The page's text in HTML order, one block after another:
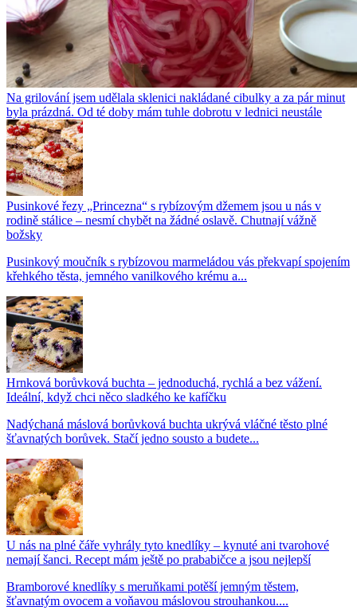
Na grilování jsem udělala sklenici nakládané cibulky a za pár minut
byla prázdná. Od té doby mám tuhle dobrotu v lednici neustále
Pusinkové řezy „Princezna“ s rybízovým džemem jsou u nás v
rodině stálice – nesmí chybět na žádné oslavě. Chutnají vážně
božsky
Pusinkový moučník s rybízovou marmeládou vás překvapí spojením
křehkého těsta, jemného vanilkového krému a...
Hrnková borůvková buchta – jednoduchá, rychlá a bez vážení.
Ideální, když chci něco sladkého ke kafíčku
Nadýchaná máslová borůvková buchta ukrývá vláčné těsto plné
šťavnatých borůvek. Stačí jedno sousto a budete...
U nás na plné čáře vyhrály tyto knedlíky – kynuté ani tvarohové
nemají šanci. Recept mám ještě po prababičce a jsou nejlepší
Bramborové knedlíky s meruňkami potěší jemným těstem,
šťavnatým ovocem a voňavou máslovou strouhankou....